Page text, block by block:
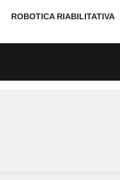
ROBOTICA RIABILITATIVA